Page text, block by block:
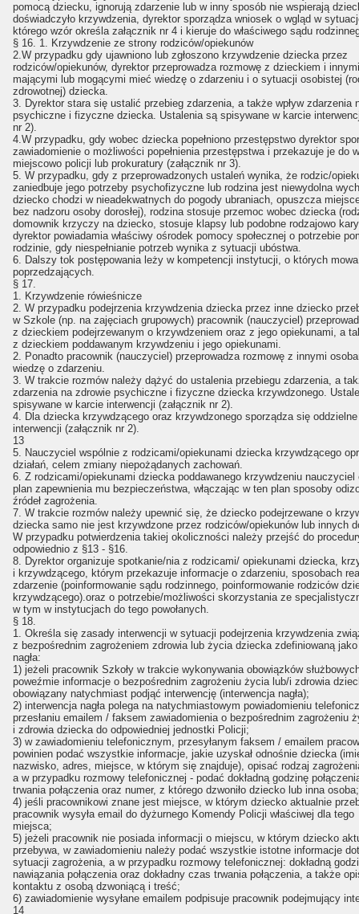
pomocą dziecku, ignorują zdarzenie lub w inny sposób nie wspierają
doświadczyło krzywdzenia, dyrektor sporządza wniosek o wgląd w
którego wzór określa załącznik nr 4 i kieruje do właściwego sądu
§ 16. 1. Krzywdzenie ze strony rodziców/opiekunów
2.W przypadku gdy ujawniono lub zgłoszono krzywdzenie dziecka przez
rodziców/opiekunów, dyrektor przeprowadza rozmowę z dzieckiem i
mającymi lub mogącymi mieć wiedzę o zdarzeniu i o sytuacji osobistej
zdrowotnej) dziecka.
3. Dyrektor stara się ustalić przebieg zdarzenia, a także wpływ zdarzenia
psychiczne i fizyczne dziecka. Ustalenia są spisywane w karcie
nr 2).
4.W przypadku, gdy wobec dziecka popełniono przestępstwo dyrektor
zawiadomienie o możliwości popełnienia przestępstwa i przekazuje je do
miejscowo policji lub prokuratury (załącznik nr 3).
5. W przypadku, gdy z przeprowadzonych ustaleń wynika, że rodzic/
zaniedbuje jego potrzeby psychofizyczne lub rodzina jest niewydolna
dziecko chodzi w nieadekwatnych do pogody ubraniach, opuszcza
bez nadzoru osoby dorosłej), rodzina stosuje przemoc wobec dziecka
domownik krzyczy na dziecko, stosuje klapsy lub podobne rodzajowo
dyrektor powiadamia właściwy ośrodek pomocy społecznej o potrzebie
rodzinie, gdy niespełnianie potrzeb wynika z sytuacji ubóstwa.
6. Dalszy tok postępowania leży w kompetencji instytucji, o których
poprzedzających.
§ 17.
1. Krzywdzenie rówieśnicze
2. W przypadku podejrzenia krzywdzenia dziecka przez inne dziecko
w Szkole (np. na zajęciach grupowych) pracownik (nauczyciel)
z dzieckiem podejrzewanym o krzywdzeniem oraz z jego opiekunami, a
z dzieckiem poddawanym krzywdzeniu i jego opiekunami.
2. Ponadto pracownik (nauczyciel) przeprowadza rozmowę z innymi
wiedzę o zdarzeniu.
3. W trakcie rozmów należy dążyć do ustalenia przebiegu zdarzenia, a
zdarzenia na zdrowie psychiczne i fizyczne dziecka krzywdzonego.
spisywane w karcie interwencji (załącznik nr 2).
4. Dla dziecka krzywdzącego oraz krzywdzonego sporządza się
interwencji (załącznik nr 2).
13
5. Nauczyciel wspólnie z rodzicami/opiekunami dziecka krzywdzącego
działań, celem zmiany niepożądanych zachowań.
6. Z rodzicami/opiekunami dziecka poddawanego krzywdzeniu nauczyciel
plan zapewnienia mu bezpieczeństwa, włączając w ten plan sposoby
źródeł zagrożenia.
7. W trakcie rozmów należy upewnić się, że dziecko podejrzewane o
dziecka samo nie jest krzywdzone przez rodziców/opiekunów lub innych
W przypadku potwierdzenia takiej okoliczności należy przejść do
odpowiednio z §13 - §16.
8. Dyrektor organizuje spotkanie/nia z rodzicami/ opiekunami dziecka,
i krzywdzącego, którym przekazuje informacje o zdarzeniu, sposobach
zdarzenie (poinformowanie sądu rodzinnego, poinformowanie rodziców
krzywdzącego).oraz o potrzebie/możliwości skorzystania ze
w tym w instytucjach do tego powołanych.
§ 18.
1. Określa się zasady interwencji w sytuacji podejrzenia krzywdzenia
z bezpośrednim zagrożeniem zdrowia lub życia dziecka zdefiniowaną
nagła:
1) jeżeli pracownik Szkoły w trakcie wykonywania obowiązków
poweźmie informacje o bezpośrednim zagrożeniu życia lub/i zdrowia
obowiązany natychmiast podjąć interwencję (interwencja nagła);
2) interwencja nagła polega na natychmiastowym powiadomieniu
przesłaniu emailem / faksem zawiadomienia o bezpośrednim zagrożeniu
i zdrowia dziecka do odpowiedniej jednostki Policji;
3) w zawiadomieniu telefonicznym, przesyłanym faksem / emailem
powinien podać wszystkie informacje, jakie uzyskał odnośnie dziecka
nazwisko, adres, miejsce, w którym się znajduje), opisać rodzaj
a w przypadku rozmowy telefonicznej - podać dokładną godzinę
trwania połączenia oraz numer, z którego dzwoniło dziecko lub inna osoba;
4) jeśli pracownikowi znane jest miejsce, w którym dziecko aktualnie
pracownik wysyła email do dyżurnego Komendy Policji właściwej dla tego
miejsca;
5) jeżeli pracownik nie posiada informacji o miejscu, w którym dziecko
przebywa, w zawiadomieniu należy podać wszystkie istotne informacje
sytuacji zagrożenia, a w przypadku rozmowy telefonicznej: dokładną
nawiązania połączenia oraz dokładny czas trwania połączenia, a także
kontaktu z osobą dzwoniącą i treść;
6) zawiadomienie wysyłane emailem podpisuje pracownik podejmujący
14